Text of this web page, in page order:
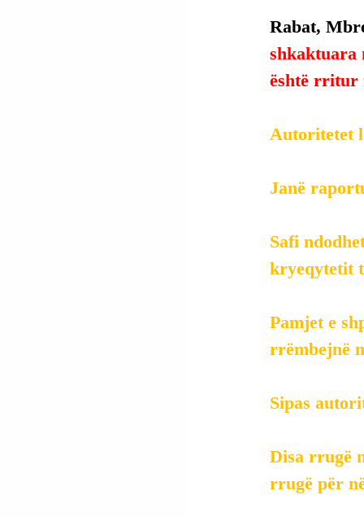
Rabat,
shkaktuara
është rritur
Autoritetet
Janë
Safi
kryeqytetit
Pamjet e
rrëmbejnë
Sipas
Disa rrugë
rrugë për